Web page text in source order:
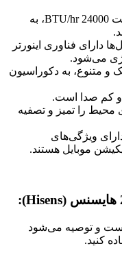
با ظرفیت 24000 BTU/hr، به
دارای فناوری اینورتر
می‌شود.
و متنوع، به دکوراسیون
و کم صدا است.
محیط را تمیز و تصفیه
ویژگی‌های
موبایل هستند.
و توصیه می‌شود
کنید.